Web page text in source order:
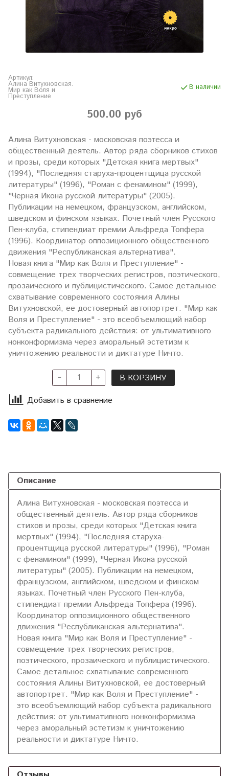
Артикул:
Алина Витухновская.
Мир как Воля и
Преступление
В наличии
500.00 руб
Алина Витухновская - московская поэтесса и
общественный деятель. Автор ряда сборников стихов
и прозы, среди которых "Детская книга мертвых"
(1994), "Последняя старуха-процентщица русской
литературы" (1996), "Роман с фенамином" (1999),
"Черная Икона русской литературы" (2005).
Публикации на немецком, французском, английском,
шведском и финском языках. Почетный член Русского
Пен-клуба, стипендиат премии Альфреда Топфера
(1996). Координатор оппозиционного общественного
движения "Республиканская альтернатива".
Новая книга "Мир как Воля и Преступление" -
совмещение трех творческих регистров, поэтического,
прозаического и публицистического. Самое детальное
схватывание современного состояния Алины
Витухновской, ее достоверный автопортрет. "Мир как
Воля и Преступление" - это всеобъемлющий набор
субъекта радикального действия: от ультимативного
нонконформизма через аморальный эстетизм к
уничтожению реальности и диктатуре Ничто.
В КОРЗИНУ
Добавить в сравнение
Описание
Алина Витухновская - московская поэтесса и
общественный деятель. Автор ряда сборников
стихов и прозы, среди которых "Детская книга
мертвых" (1994), "Последняя старуха-
процентщица русской литературы" (1996), "Роман
с фенамином" (1999), "Черная Икона русской
литературы" (2005). Публикации на немецком,
французском, английском, шведском и финском
языках. Почетный член Русского Пен-клуба,
стипендиат премии Альфреда Топфера (1996).
Координатор оппозиционного общественного
движения "Республиканская альтернатива".
Новая книга "Мир как Воля и Преступление" -
совмещение трех творческих регистров,
поэтического, прозаического и публицистического.
Самое детальное схватывание современного
состояния Алины Витухновской, ее достоверный
автопортрет. "Мир как Воля и Преступление" -
это всеобъемлющий набор субъекта радикального
действия: от ультимативного нонконформизма
через аморальный эстетизм к уничтожению
реальности и диктатуре Ничто.